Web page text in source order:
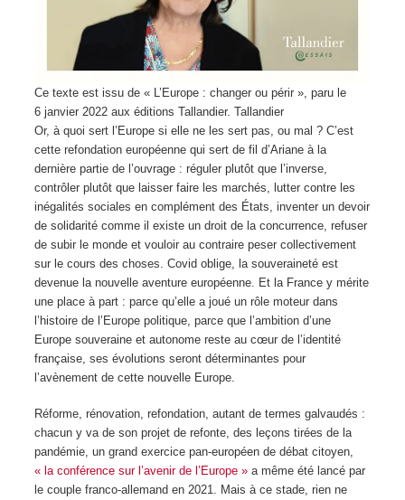
Ce texte est issu de « L’Europe : changer ou périr », paru le
6 janvier 2022 aux éditions Tallandier. Tallandier
Or, à quoi sert l’Europe si elle ne les sert pas, ou mal ? C’est
cette refondation européenne qui sert de fil d’Ariane à la
dernière partie de l’ouvrage : réguler plutôt que l’inverse,
contrôler plutôt que laisser faire les marchés, lutter contre les
inégalités sociales en complément des États, inventer un devoir
de solidarité comme il existe un droit de la concurrence, refuser
de subir le monde et vouloir au contraire peser collectivement
sur le cours des choses. Covid oblige, la souveraineté est
devenue la nouvelle aventure européenne. Et la France y mérite
une place à part : parce qu’elle a joué un rôle moteur dans
l’histoire de l’Europe politique, parce que l’ambition d’une
Europe souveraine et autonome reste au cœur de l’identité
française, ses évolutions seront déterminantes pour
l’avènement de cette nouvelle Europe.
Réforme, rénovation, refondation, autant de termes galvaudés :
chacun y va de son projet de refonte, des leçons tirées de la
pandémie, un grand exercice pan-européen de débat citoyen,
« la conférence sur l’avenir de l’Europe » a même été lancé par
le couple franco-allemand en 2021. Mais à ce stade, rien ne